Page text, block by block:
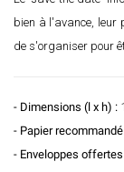
bien à l'avance, leur
de s'organiser pour
- Dimensions (l x h) :
- Papier
- Enveloppes